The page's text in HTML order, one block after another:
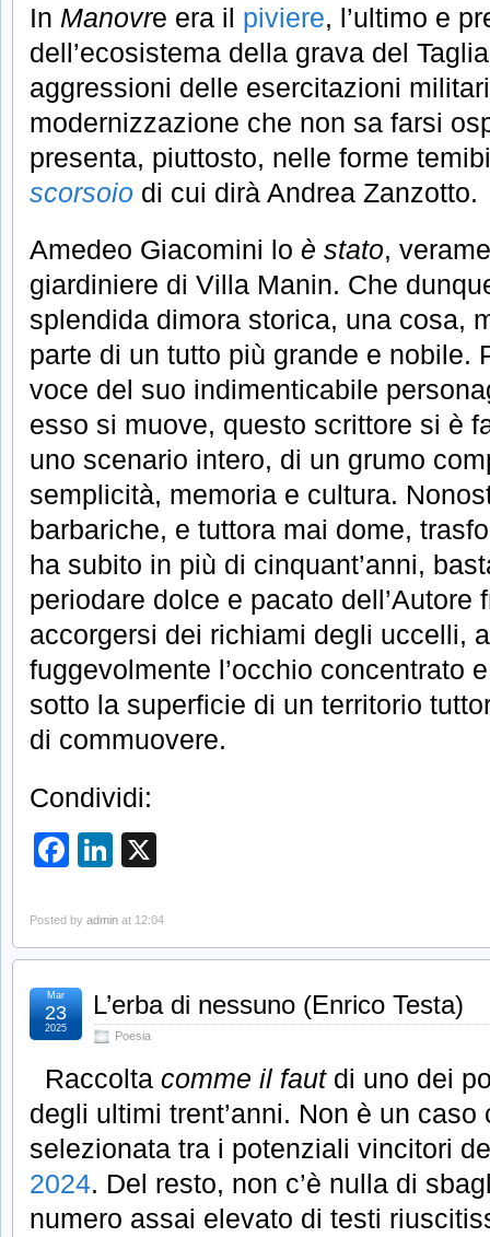
In Manovre era il piviere, l’ultimo e
dell’ecosistema della grava del
aggressioni delle esercitazioni
modernizzazione che non sa farsi
presenta, piuttosto, nelle forme
scorsoio di cui dirà Andrea Zanzotto.
Amedeo Giacomini lo è stato,
giardiniere di Villa Manin. Che
splendida dimora storica, una cosa,
parte di un tutto più grande e nobile.
voce del suo indimenticabile
esso si muove, questo scrittore si è
uno scenario intero, di un grumo
semplicità, memoria e cultura.
barbariche, e tuttora mai dome,
ha subito in più di cinquant’anni,
periodare dolce e pacato dell’Autore
accorgersi dei richiami degli uccelli,
fuggevolmente l’occhio concentrato
sotto la superficie di un territorio
di commuovere.
Condividi:
Facebook
LinkedIn
Posted by admin at 12:04
L’erba di nessuno (Enrico Testa)
Poesia
Mar
23
2025
Raccolta comme il fautdi uno dei
degli ultimi trent’anni. Non è un caso
selezionata tra i potenziali vincitori
2024. Del resto, non c’è nulla di
numero assai elevato di testi